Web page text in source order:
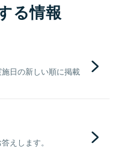
る情報
日の新しい順に掲載
えします。